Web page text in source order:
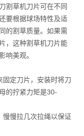
割草机刀片可在不同
要根据球场特性及适
的割草质量。如果需
，这种割草机刀片能
响美观。
定刀片，安装时将刀
的拧紧力矩是30-
慢慢拉几次拉绳以保证